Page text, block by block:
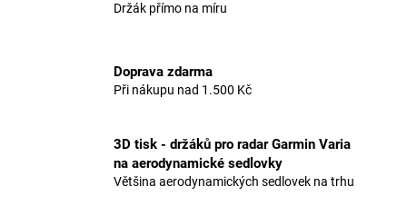
Držák přímo na míru
Doprava zdarma
Při nákupu nad 1.500 Kč
3D tisk - držáků pro radar Garmin Varia
na aerodynamické sedlovky
Většina aerodynamických sedlovek na trhu